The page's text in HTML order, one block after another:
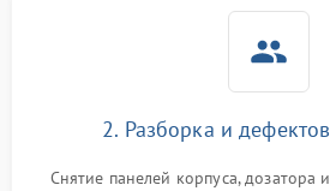
2. Разборка и
Снятие панелей корпуса, дозатора